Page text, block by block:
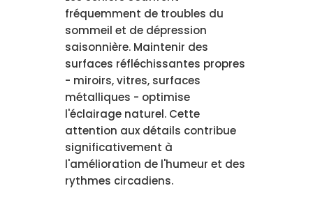
fréquemment de troubles du
sommeil et de dépression
saisonnière. Maintenir des
surfaces réfléchissantes propres
- miroirs, vitres, surfaces
métalliques - optimise
l'éclairage naturel. Cette
attention aux détails contribue
significativement à
l'amélioration de l'humeur et des
rythmes circadiens.